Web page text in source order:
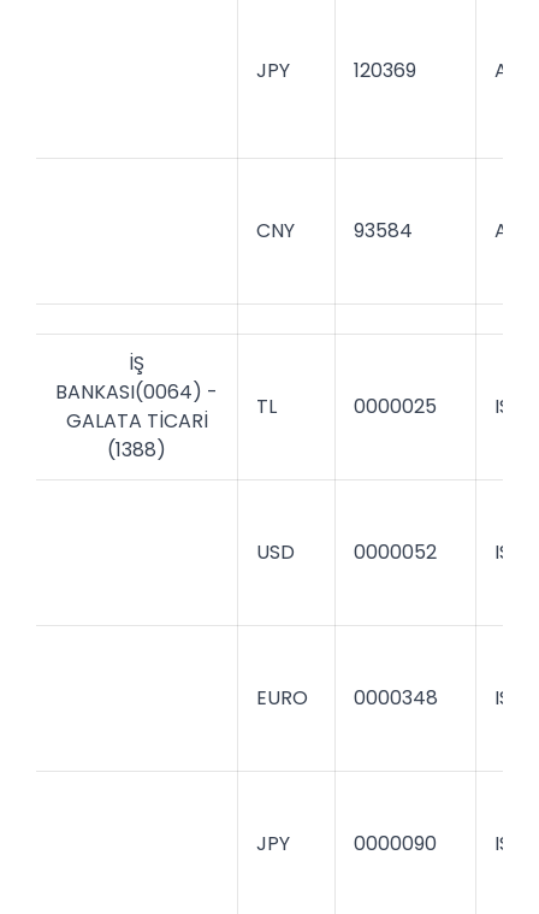
JPY 120369
CNY 93584
İŞ
BANKASI(0064) -
GALATA TİCARİ
(1388)
TL 0000025
USD 0000052
EURO 0000348
JPY 0000090